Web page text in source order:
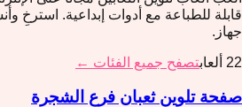
قابلة للطباعة مع أدوات إبداعية. استرخِ
جهاز.
22 ألعابتصفح جميع الفئات ←
صفحة تلوين ثعبان فرع الشجرة